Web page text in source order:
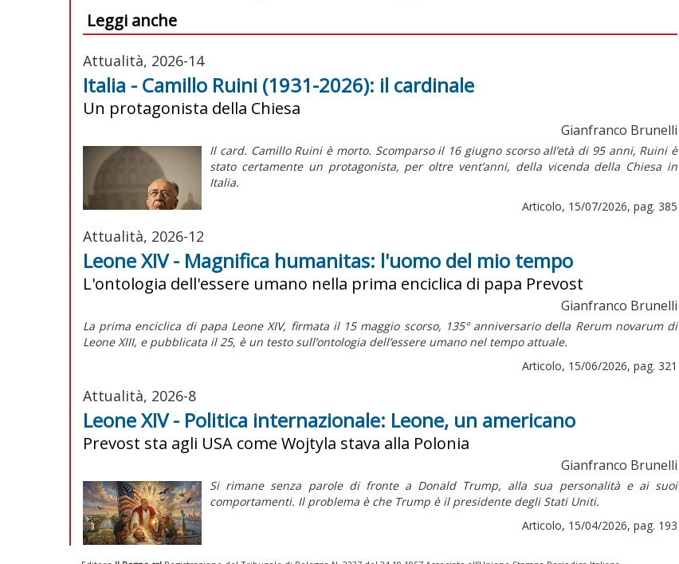
Leggi anche
Attualità, 2026-14
Italia - Camillo Ruini (1931-2026): il cardinale
Un protagonista della Chiesa
Gianfranco Brunelli
Il card. Camillo Ruini è morto. Scomparso il 16 giugno scorso all’età di 95 anni, Ruini è
stato certamente un protagonista, per oltre vent’anni, della vicenda della Chiesa in
Italia.
Articolo, 15/07/2026, pag. 385
Attualità, 2026-12
Leone XIV - Magnifica humanitas: l'uomo del mio tempo
L'ontologia dell'essere umano nella prima enciclica di papa Prevost
Gianfranco Brunelli
La prima enciclica di papa Leone XIV, firmata il 15 maggio scorso, 135° anniversario della Rerum novarumdi
Leone XIII, e pubblicata il 25, è un testo sull’ontologia dell’essere umano nel tempo attuale.
Articolo, 15/06/2026, pag. 321
Attualità, 2026-8
Leone XIV - Politica internazionale: Leone, un americano
Prevost sta agli USA come Wojtyla stava alla Polonia
Gianfranco Brunelli
Si rimane senza parole di fronte a Donald Trump, alla sua personalità e ai suoi
comportamenti. Il problema è che Trump è il presidente degli Stati Uniti.
Articolo, 15/04/2026, pag. 193